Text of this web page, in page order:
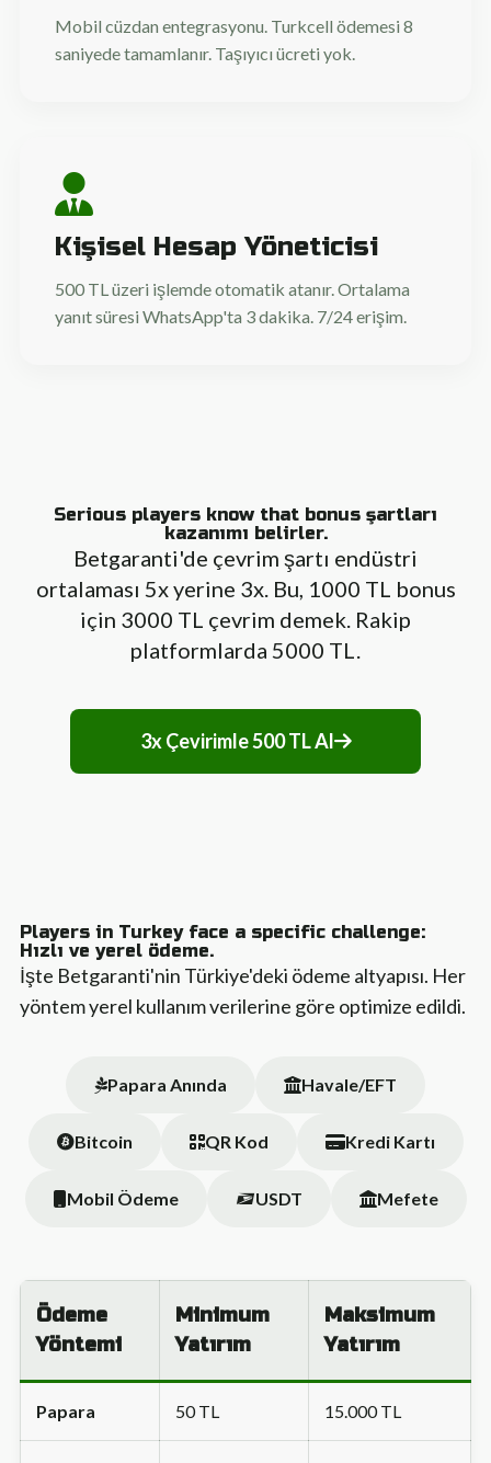
Mobil cüzdan entegrasyonu. Turkcell ödemesi 8
saniyede tamamlanır. Taşıyıcı ücreti yok.
Kişisel Hesap Yöneticisi
500 TL üzeri işlemde otomatik atanır. Ortalama
yanıt süresi WhatsApp'ta 3 dakika. 7/24 erişim.
Serious players know that bonus şartları
kazanımı belirler.
Betgaranti'de çevrim şartı endüstri
ortalaması 5x yerine 3x. Bu, 1000 TL bonus
için 3000 TL çevrim demek. Rakip
platformlarda 5000 TL.
3x Çevirimle 500 TL Al
Players in Turkey face a specific challenge:
Hızlı ve yerel ödeme.
İşte Betgaranti'nin Türkiye'deki ödeme altyapısı. Her
yöntem yerel kullanım verilerine göre optimize edildi.
Papara Anında Havale/EFT
Bitcoin QR Kod Kredi Kartı
Mobil Ödeme USDT Mefete
Ödeme
Yöntemi
Minimum
Yatırım
Maksimum
Yatırım
Papara 50 TL 15.000 TL